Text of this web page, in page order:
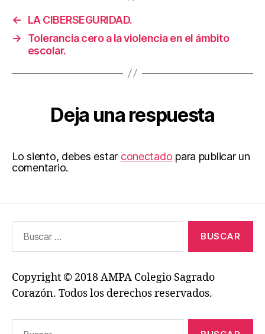
←
LA CIBERSEGURIDAD.
→
Tolerancia cero a la violencia en el ámbito
escolar.
Deja una respuesta
Lo siento, debes estar conectado para publicar un
comentario.
Copyright © 2018 AMPA Colegio Sagrado
Corazón. Todos los derechos reservados.